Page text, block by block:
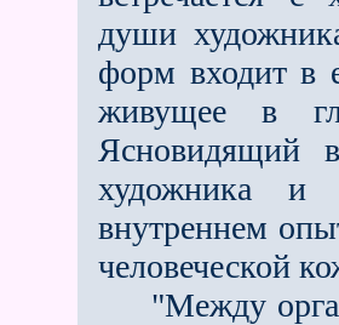
души
форм входит в
живущее в
Ясновидящий
художника и
внутреннем
человеческой
"Между